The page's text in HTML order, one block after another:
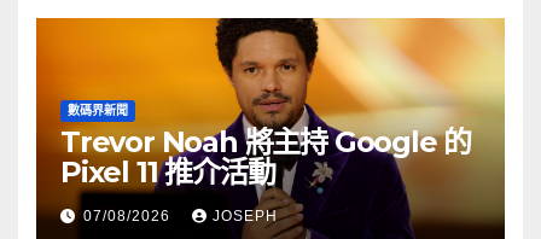
數碼界新聞
Trevor Noah 將主持 Google 的
Pixel 11 推介活動
07/08/2026 JOSEPH